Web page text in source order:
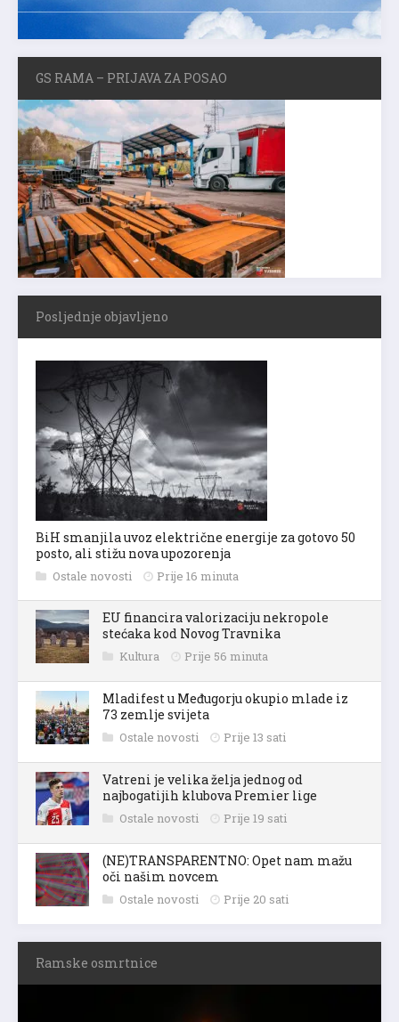
GS RAMA – PRIJAVA ZA POSAO
Posljednje objavljeno
BiH smanjila uvoz električne energije za gotovo 50
posto, ali stižu nova upozorenja
Ostale novosti Prije 16 minuta
EU financira valorizaciju nekropole
stećaka kod Novog Travnika
Kultura Prije 56 minuta
Mladifest u Međugorju okupio mlade iz
73 zemlje svijeta
Ostale novosti Prije 13 sati
Vatreni je velika želja jednog od
najbogatijih klubova Premier lige
Ostale novosti Prije 19 sati
(NE)TRANSPARENTNO: Opet nam mažu
oči našim novcem
Ostale novosti Prije 20 sati
Ramske osmrtnice